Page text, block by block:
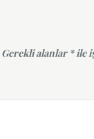
Gerekli alanlar *ile